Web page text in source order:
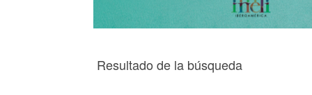
Resultado de la búsqueda